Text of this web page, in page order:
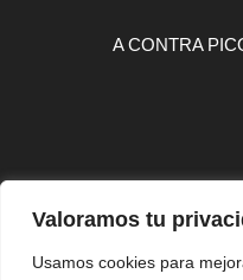
Valoramos tu
Usamos cookies para
A CONTRA
CONTACTO
AVISO LEGAL